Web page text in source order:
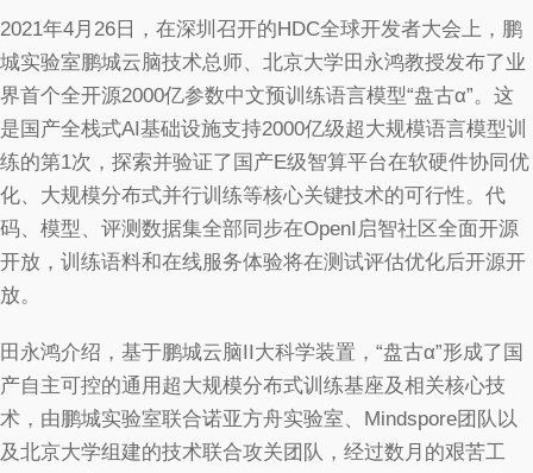
2021年4月26日，在深圳召开的HDC全球开发者大会上，鹏
城实验室鹏城云脑技术总师、北京大学田永鸿教授发布了业
界首个全开源2000亿参数中文预训练语言模型“盘古α”。这
是国产全栈式AI基础设施支持2000亿级超大规模语言模型训
练的第1次，探索并验证了国产E级智算平台在软硬件协同优
化、大规模分布式并行训练等核心关键技术的可行性。代
码、模型、评测数据集全部同步在OpenI启智社区全面开源
开放，训练语料和在线服务体验将在测试评估优化后开源开
放。
田永鸿介绍，基于鹏城云脑II大科学装置，“盘古α”形成了国
产自主可控的通用超大规模分布式训练基座及相关核心技
术，由鹏城实验室联合诺亚方舟实验室、Mindspore团队以
及北京大学组建的技术联合攻关团队，经过数月的艰苦工